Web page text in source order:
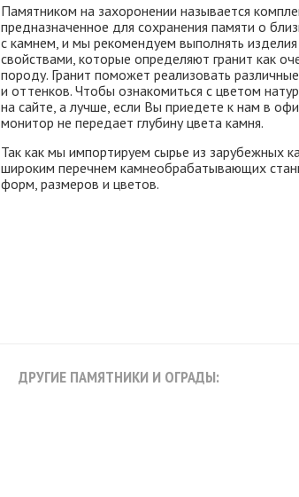
Памятником на захоронении называется
предназначенное для сохранения памяти о
с камнем, и мы рекомендуем выполнять
свойствами, которые определяют гранит как
породу. Гранит поможет реализовать
и оттенков. Чтобы ознакомиться с цветом
на сайте, а лучше, если Вы приедете к нам в
монитор не передает глубину цвета камня.
Так как мы импортируем сырье из зарубежных
широким перечнем камнеобрабатывающих
форм, размеров и цветов.
ДРУГИЕ ПАМЯТНИКИ И ОГРАДЫ: